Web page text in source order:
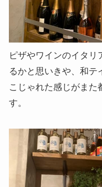
ピザやワインのイタリ
るかと思いきや、和テ
こじゃれた感じがまた
す。